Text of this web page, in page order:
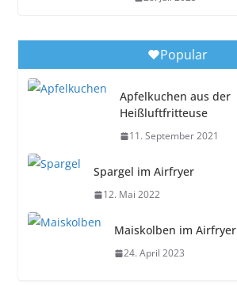
Popular
Apfelkuchen aus der
Heißluftfritteuse
11. September 2021
Spargel im Airfryer
12. Mai 2022
Maiskolben im Airfryer
24. April 2023